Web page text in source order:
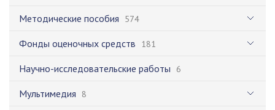
Методические пособия 574
Фонды оценочных средств 181
Научно-исследовательские работы 6
Мультимедия 8